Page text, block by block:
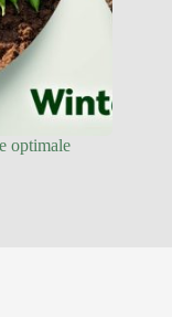
optimale